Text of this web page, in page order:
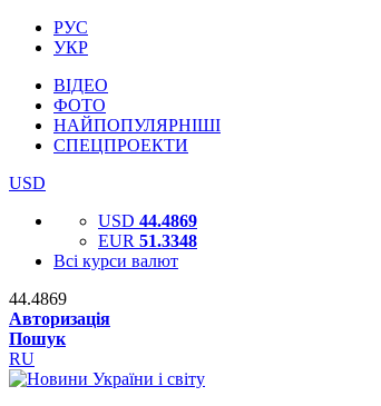
РУС
УКР
ВІДЕО
ФОТО
НАЙПОПУЛЯРНІШІ
СПЕЦПРОЕКТИ
USD
USD 44.4869
EUR 51.3348
Всі курси валют
44.4869
Авторизація
Пошук
RU